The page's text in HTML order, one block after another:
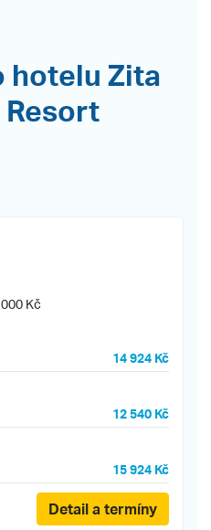
hotelu Zita
Resort
Kč
14 924 Kč
12 540 Kč
15 924 Kč
Detail a termíny